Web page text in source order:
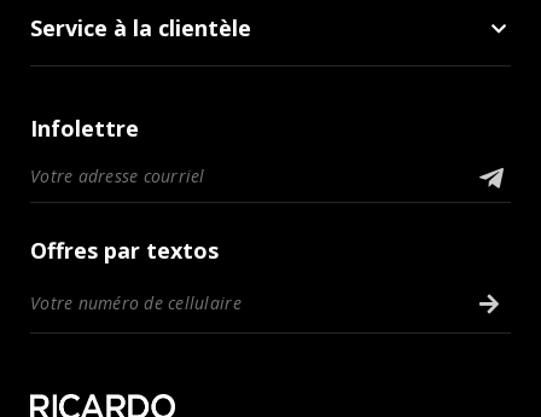
Service à la clientèle
Infolettre
Offres par textos